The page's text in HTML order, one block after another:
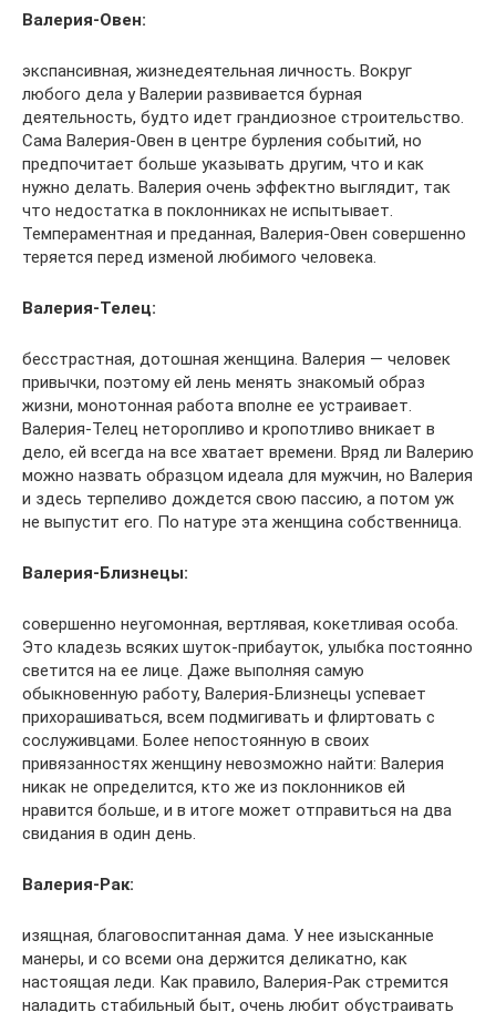
Валерия-Овен:
экспансивная, жизнедеятельная личность. Вокруг
любого дела у Валерии развивается бурная
деятельность, будто идет грандиозное строительство.
Сама Валерия-Овен в центре бурления событий, но
предпочитает больше указывать другим, что и как
нужно делать. Валерия очень эффектно выглядит, так
что недостатка в поклонниках не испытывает.
Темпераментная и преданная, Валерия-Овен совершенно
теряется перед изменой любимого человека.
Валерия-Телец:
бесстрастная, дотошная женщина. Валерия — человек
привычки, поэтому ей лень менять знакомый образ
жизни, монотонная работа вполне ее устраивает.
Валерия-Телец неторопливо и кропотливо вникает в
дело, ей всегда на все хватает времени. Вряд ли Валерию
можно назвать образцом идеала для мужчин, но Валерия
и здесь терпеливо дождется свою пассию, а потом уж
не выпустит его. По натуре эта женщина собственница.
Валерия-Близнецы:
совершенно неугомонная, вертлявая, кокетливая особа.
Это кладезь всяких шуток-прибауток, улыбка постоянно
светится на ее лице. Даже выполняя самую
обыкновенную работу, Валерия-Близнецы успевает
прихорашиваться, всем подмигивать и флиртовать с
сослуживцами. Более непостоянную в своих
привязанностях женщину невозможно найти: Валерия
никак не определится, кто же из поклонников ей
нравится больше, и в итоге может отправиться на два
свидания в один день.
Валерия-Рак:
изящная, благовоспитанная дама. У нее изысканные
манеры, и со всеми она держится деликатно, как
настоящая леди. Как правило, Валерия-Рак стремится
наладить стабильный быт, очень любит обустраивать